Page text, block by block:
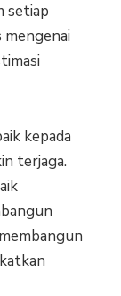
setiap
kepada
terjaga.